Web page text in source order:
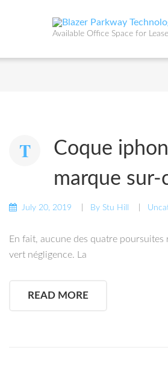
Available Office Space for
Coque
marque
July 20, 2019 By Stu Hill
En fait, aucune des quatre
vert négligence. La
READ MORE